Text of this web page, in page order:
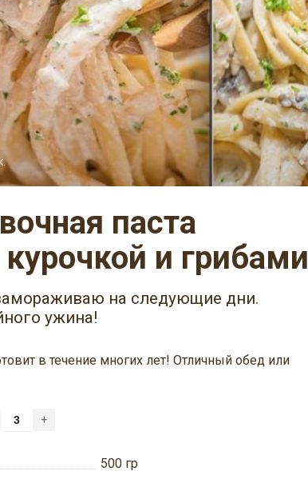
и грибами
на следующие дни.
ужина!
в течение многих лет! Отличный обед или
+
500 гр